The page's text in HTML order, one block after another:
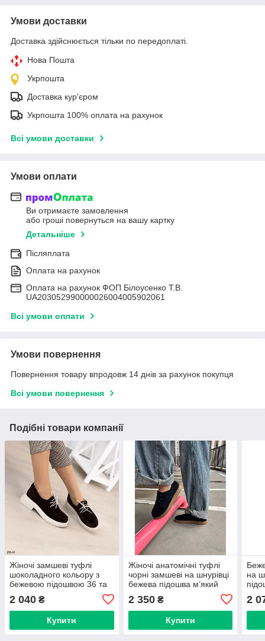
Умови доставки
Доставка здійснюється тільки по передоплаті.
Нова Пошта
Укрпошта
Доставка кур'єром
Укрпошта 100% оплата на рахунок
Всі умови доставки
Умови оплати
Ви отримаєте замовлення
або гроші повернуться на вашу картку
Детальніше
Післяплата
Оплата на рахунок
Оплата на рахунок ФОП Білоусенко Т.В.
UA203052990000026004005902061
Всі умови оплати
Умови повернення
Повернення товару впродовж 14 днів за рахунок покупця
Всі умови повернення
Подібні товари компанії
Жіночі замшеві туфлі
шоколадного кольору з
бежевою підошвою 36 та
2 040 ₴
Купити
Жіночі анатомічні туфлі
чорні замшеві на шнурівці
бежева підошва м’який
заднік середня та ширша
повнота 36-41
2 350₴
Купити
на
2